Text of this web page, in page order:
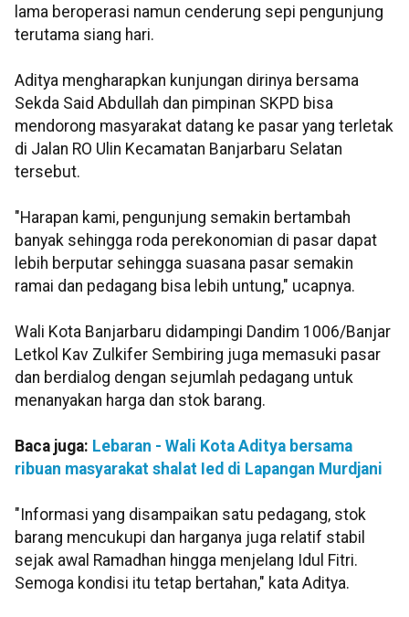
lama beroperasi namun cenderung sepi pengunjung
terutama siang hari.
Aditya mengharapkan kunjungan dirinya bersama
Sekda Said Abdullah dan pimpinan SKPD bisa
mendorong masyarakat datang ke pasar yang terletak
di Jalan RO Ulin Kecamatan Banjarbaru Selatan
tersebut.
"Harapan kami, pengunjung semakin bertambah
banyak sehingga roda perekonomian di pasar dapat
lebih berputar sehingga suasana pasar semakin
ramai dan pedagang bisa lebih untung," ucapnya.
Wali Kota Banjarbaru didampingi Dandim 1006/Banjar
Letkol Kav Zulkifer Sembiring juga memasuki pasar
dan berdialog dengan sejumlah pedagang untuk
menanyakan harga dan stok barang.
Baca juga: Lebaran - Wali Kota Aditya bersama
ribuan masyarakat shalat Ied di Lapangan Murdjani
"Informasi yang disampaikan satu pedagang, stok
barang mencukupi dan harganya juga relatif stabil
sejak awal Ramadhan hingga menjelang Idul Fitri.
Semoga kondisi itu tetap bertahan," kata Aditya.